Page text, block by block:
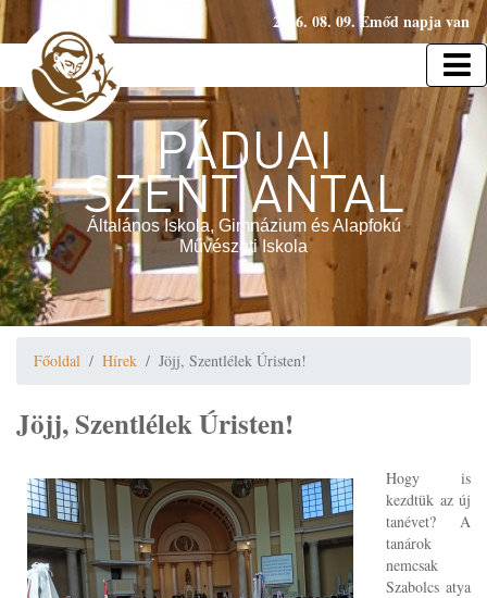
2026. 08. 09. Emőd napja van
PÁDUAI
SZENT ANTAL
Általános Iskola, Gimnázium és Alapfokú
Művészeti Iskola
Főoldal Hírek Jöjj, Szentlélek Úristen!
Jöjj, Szentlélek Úristen!
Hogy is
kezdtük az új
tanévet? A
tanárok
nemcsak
Szabolcs atya